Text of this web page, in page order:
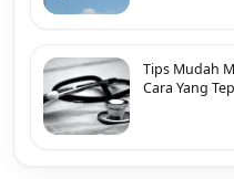
Tips Mudah
Cara Yang